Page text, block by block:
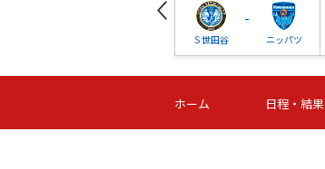
Ｓ世田谷
-
ニッパツ
-
第16節 09/05 (土) 15:00
ニッパツ
-
試合結果 次節
ホーム 日程・結果